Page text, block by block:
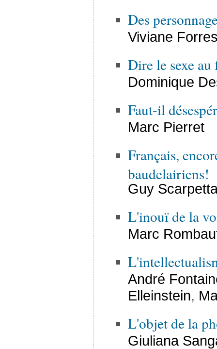
Des
Viviane
Dire le sexe
Dominique
Faut-il
Marc Pierret
Français,
baudelairiens!
Guy
L'inouï de la
Marc
André
Elleinstein,
L'objet de la
Giuliana